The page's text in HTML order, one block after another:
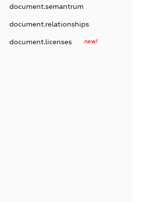
document.semantrum
document.relationships
document.licenses new!